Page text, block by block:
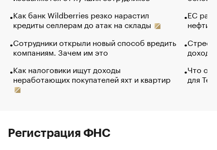
Как банк Wildberries резко нарастил
кредиты селлерам до атак на склады
Сотрудники открыли новый способ вредить
компаниям. Зачем им это
Как налоговики ищут доходы
неработающих покупателей яхт и квартир
ЕС
нефти
Что
для
Регистрация ФНС